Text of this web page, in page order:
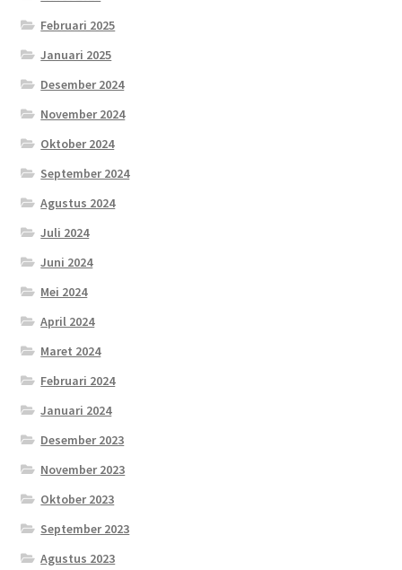
Februari 2025
Januari 2025
Desember 2024
November 2024
Oktober 2024
September 2024
Agustus 2024
Juli 2024
Juni 2024
Mei 2024
April 2024
Maret 2024
Februari 2024
Januari 2024
Desember 2023
November 2023
Oktober 2023
September 2023
Agustus 2023